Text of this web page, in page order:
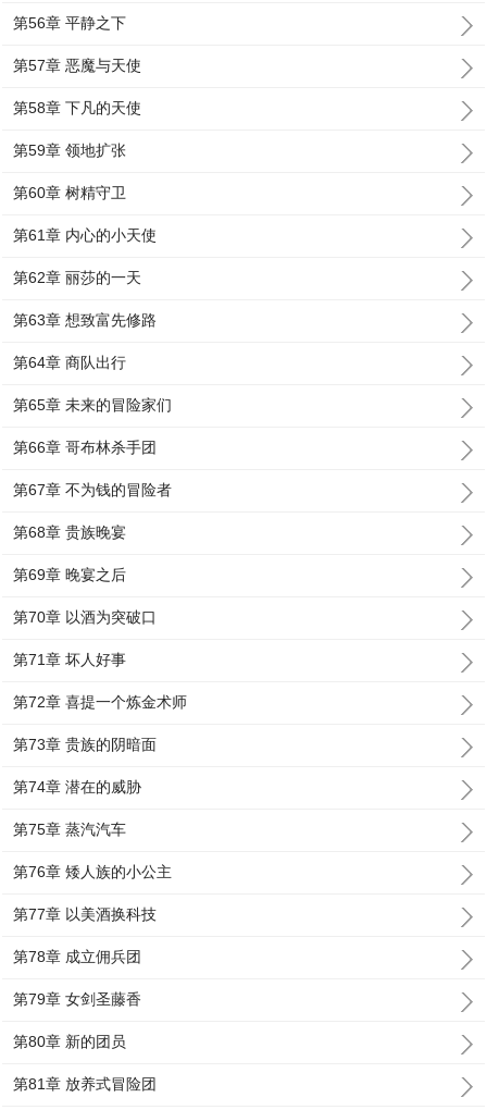
第56章 平静之下
第57章 恶魔与天使
第58章 下凡的天使
第59章 领地扩张
第60章 树精守卫
第61章 内心的小天使
第62章 丽莎的一天
第63章 想致富先修路
第64章 商队出行
第65章 未来的冒险家们
第66章 哥布林杀手团
第67章 不为钱的冒险者
第68章 贵族晚宴
第69章 晚宴之后
第70章 以酒为突破口
第71章 坏人好事
第72章 喜提一个炼金术师
第73章 贵族的阴暗面
第74章 潜在的威胁
第75章 蒸汽汽车
第76章 矮人族的小公主
第77章 以美酒换科技
第78章 成立佣兵团
第79章 女剑圣藤香
第80章 新的团员
第81章 放养式冒险团